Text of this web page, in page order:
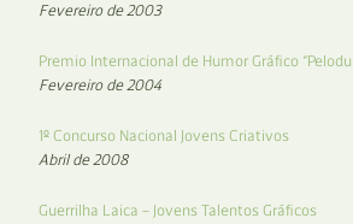
Fevereiro de 2003
Premio Internacional de Humor Gráfico
Fevereiro de 2004
1º Concurso Nacional Jovens Criativos
Abril de 2008
Guerrilha Laica – Jovens Talentos Gráficos